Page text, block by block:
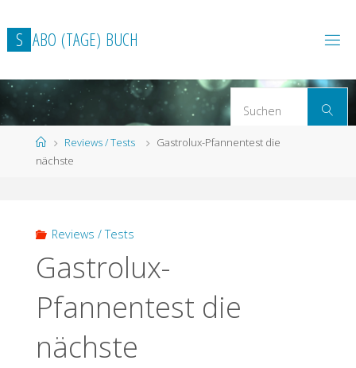
Inhalt
springen
S ABO (TAGE) BUCH
Suchen
StartReviews / Tests
Gastrolux-Pfannentest die
nächste
Reviews / Tests
Gastrolux-
Pfannentest die
nächste